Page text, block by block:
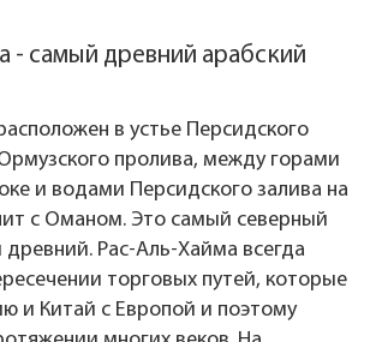
- самый древний арабский
в устье Персидского
пролива, между горами
и водами Персидского залива на
с Оманом. Это самый северный
Рас-Аль-Хайма всегда
торговых путей, которые
и Китай с Европой и поэтому